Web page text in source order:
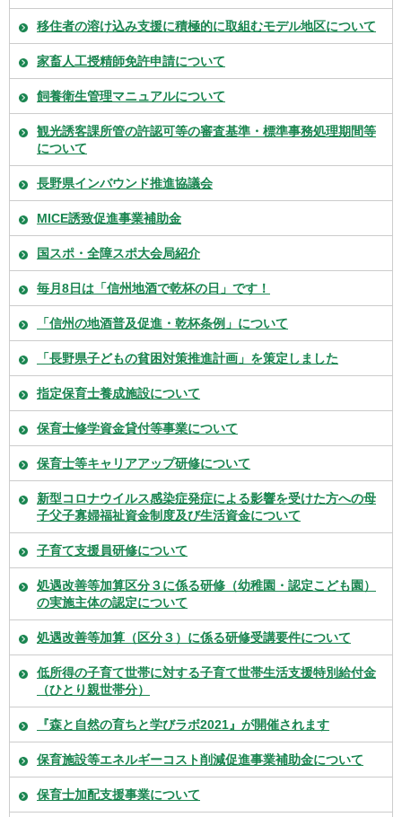
移住者の溶け込み支援に積極的に取組むモデル地区について
家畜人工授精師免許申請について
飼養衛生管理マニュアルについて
観光誘客課所管の許認可等の審査基準・標準事務処理期間等
について
長野県インバウンド推進協議会
MICE誘致促進事業補助金
国スポ・全障スポ大会局紹介
毎月8日は「信州地酒で乾杯の日」です！
「信州の地酒普及促進・乾杯条例」について
「長野県子どもの貧困対策推進計画」を策定しました
指定保育士養成施設について
保育士修学資金貸付等事業について
保育士等キャリアアップ研修について
新型コロナウイルス感染症発症による影響を受けた方への母
子父子寡婦福祉資金制度及び生活資金について
子育て支援員研修について
処遇改善等加算区分３に係る研修（幼稚園・認定こども園）
の実施主体の認定について
処遇改善等加算（区分３）に係る研修受講要件について
低所得の子育て世帯に対する子育て世帯生活支援特別給付金
（ひとり親世帯分）
『森と自然の育ちと学びラボ2021』が開催されます
保育施設等エネルギーコスト削減促進事業補助金について
保育士加配支援事業について